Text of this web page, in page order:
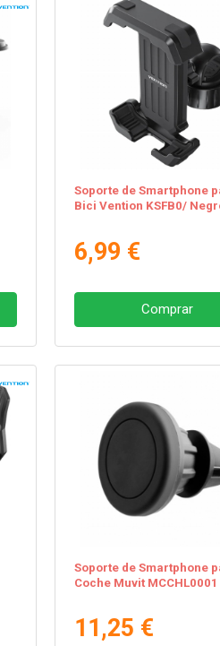
Soporte de Smartphone
Bici Vention KSFB0/
6,99 €
Comprar
Soporte de Smartphone
Coche Muvit MCCHL0001
11,25 €